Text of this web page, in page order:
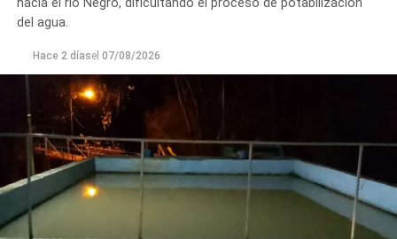
del agua.
Hace 2 díasel 07/08/2026